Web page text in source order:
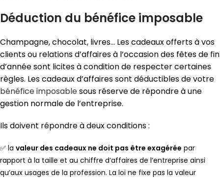
Déduction du bénéfice imposable
Champagne, chocolat, livres… Les cadeaux offerts à vos
clients ou relations d’affaires à l’occasion des fêtes de fin
d’année sont licites à condition de respecter certaines
règles. Les cadeaux d’affaires sont déductibles de votre
bénéfice imposablesous réserve de répondre à une
gestion normale de l’entreprise.
Ils doivent répondre à deux conditions :
✅ la valeur des cadeaux ne doit pas être exagérée par
rapport à la taille et au chiffre d’affaires de l’entreprise ainsi
qu’aux usages de la profession. La loi ne fixe pas la valeur